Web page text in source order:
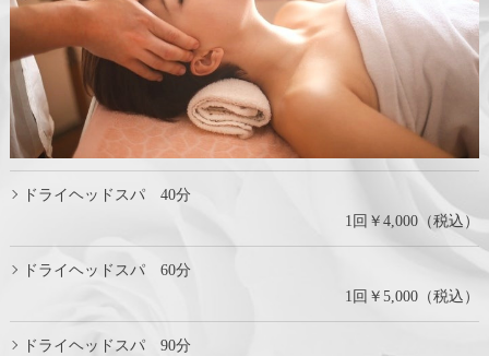
ドライヘッドスパ 40分
1回￥4,000（税込）
ドライヘッドスパ 60分
1回￥5,000（税込）
ドライヘッドスパ 90分